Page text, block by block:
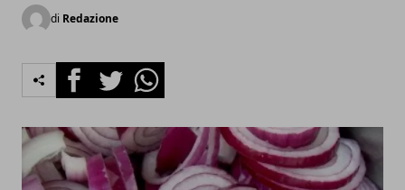
di Redazione
FacebookTwitterWhatsapp